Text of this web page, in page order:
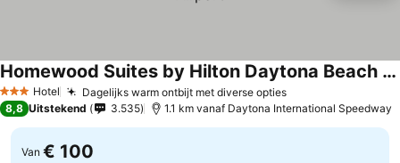
3 SterrenHotel Dagelijks warm ontbijt met diverse optiesPrijzen bekijken
Homewood Suites by Hilton Daytona Beach Speedway-Airport
Prijzen bekijken
8,8 Uitstekend 3.535 1.1 km vanaf Daytona International Speedway
Van € 100